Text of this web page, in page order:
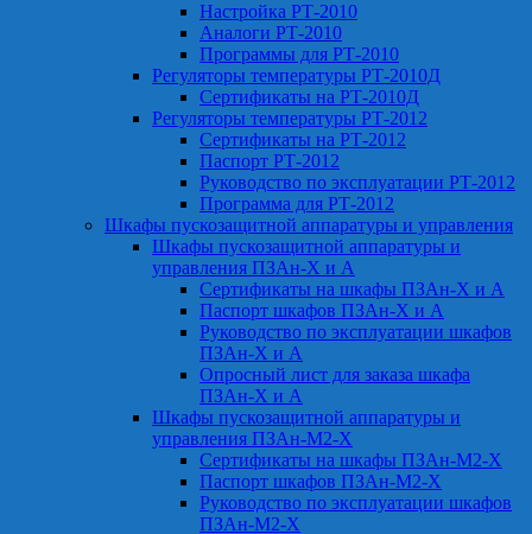
Настройка РТ-2010
Аналоги РТ-2010
Программы для РТ-2010
Регуляторы температуры РТ-2010Д
Сертификаты на РТ-2010Д
Регуляторы температуры РТ-2012
Сертификаты на РТ-2012
Паспорт РТ-2012
Руководство по эксплуатации РТ-2012
Программа для РТ-2012
Шкафы пускозащитной аппаратуры и управления
Шкафы пускозащитной аппаратуры и
управления ПЗАн-Х и А
Сертификаты на шкафы ПЗАн-Х и А
Паспорт шкафов ПЗАн-Х и А
Руководство по эксплуатации шкафов
ПЗАн-Х и А
Опросный лист для заказа шкафа
ПЗАн-Х и А
Шкафы пускозащитной аппаратуры и
управления ПЗАн-М2-Х
Сертификаты на шкафы ПЗАн-М2-Х
Паспорт шкафов ПЗАн-М2-Х
Руководство по эксплуатации шкафов
ПЗАн-М2-Х